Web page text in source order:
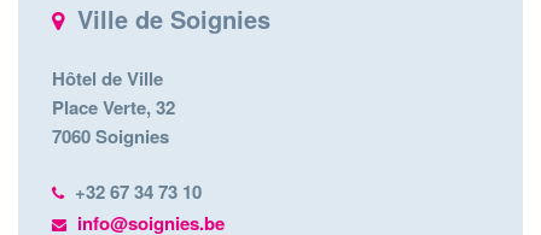
Ville de Soignies
Hôtel de Ville
Place Verte, 32
7060 Soignies
+32 67 34 73 10
info@soignies.be